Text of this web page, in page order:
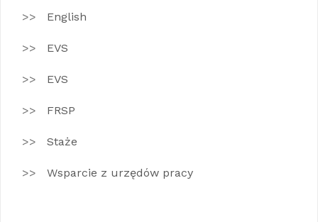
English
EVS
EVS
FRSP
Staże
Wsparcie z urzędów pracy